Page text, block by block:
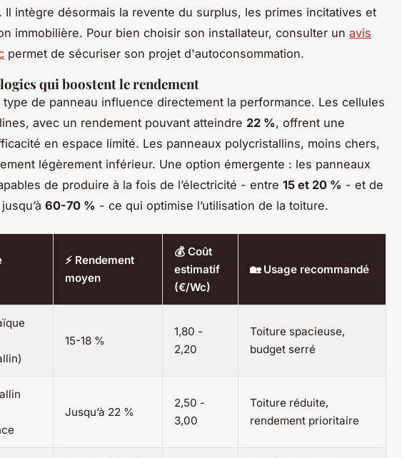
Il intègre désormais la revente du surplus, les primes incitatives et
immobilière. Pour bien choisir son installateur, consulter un avis
permet de sécuriser son projet d'autoconsommation.
qui boostent le rendement
type de panneau influence directement la performance. Les cellules
avec un rendement pouvant atteindre 22 %, offrent une
en espace limité. Les panneaux polycristallins, moins chers,
légèrement inférieur. Une option émergente : les panneaux
de produire à la fois de l’électricité - entre 15 et 20 % - et de
60-70 % - ce qui optimise l’utilisation de la toiture.
⚡ Rendement
moyen
💰 Coût
estimatif
(€/Wc)
🏡 Usage recommandé
15-18 %
1,80 -
2,20
Toiture spacieuse,
budget serré
Jusqu’à 22 %
2,50 -
3,00
Toiture réduite,
rendement prioritaire